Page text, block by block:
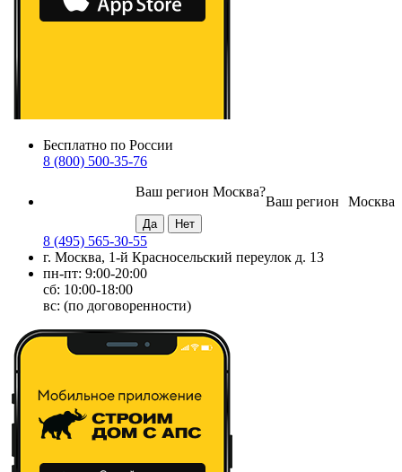
Бесплатно по России
8 (800) 500-35-76
Москва
Ваш регион
Ваш регион Москва?
8 (495) 565-30-55
г. Москва, 1-й Красносельский переулок д. 13
пн-пт: 9:00-20:00
сб: 10:00-18:00
вс: (по договоренности)